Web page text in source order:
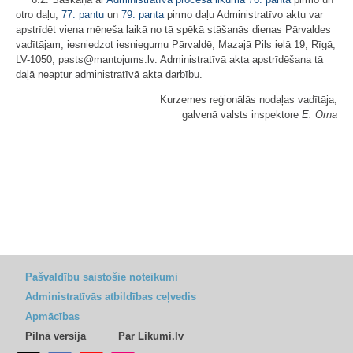
otro daļu, 77. pantu un 79. pantapirmo daļu Administratīvo aktu var
apstrīdēt viena mēneša laikā no tā spēkā stāšanās dienas Pārvaldes
vadītājam, iesniedzot iesniegumu Pārvaldē, Mazajā Pils ielā 19, Rīgā,
LV-1050; pasts@mantojums.lv. Administratīvā akta apstrīdēšana tā
daļā neaptur administratīvā akta darbību.
Kurzemes reģionālās nodaļas vadītāja,
galvenā valsts inspektore E. Orna
Pašvaldību saistošie noteikumi
Administratīvās atbildības ceļvedis
Apmācības
Pilnā versija
Par Likumi.lv